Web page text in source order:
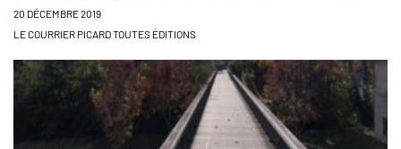
20 DÉCEMBRE 2019
LE COURRIER PICARD TOUTES ÉDITIONS